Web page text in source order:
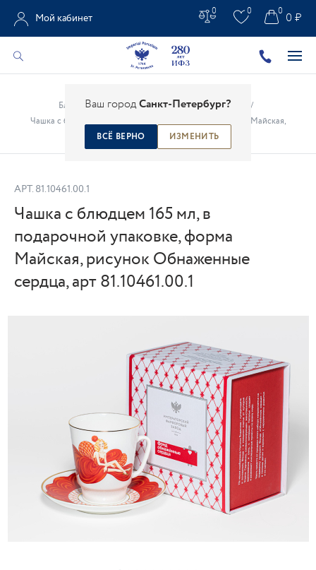
Ваш городСанкт-Петербург?
ВСЁ ВЕРНО ИЗМЕНИТЬ
Мой кабинет
0 0 0 ₽
0
Благотворительный фонд «Обнаженные сердца»
/
Чашка с блюдцем 165 мл, в подарочной упаковке, форма Майская,
рисунок Обнаженные сердца, арт 81.10461.00.1
АРТ. 81.10461.00.1
Чашка с блюдцем 165 мл, в
подарочной упаковке, форма
Майская, рисунок Обнаженные
сердца, арт 81.10461.00.1